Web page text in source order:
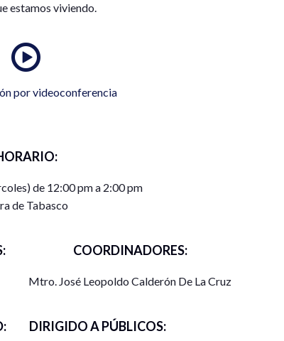
estamos viviendo.​
por videoconferencia
de 12:00 pm a 2:00 pm
de Tabasco
COORDINADORES:
Mtro. José Leopoldo Calderón De La Cruz
DIRIGIDO A PÚBLICOS: